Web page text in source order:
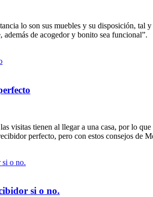
lo son sus muebles y su disposición,
además de acogedor y bonito sea funcional”.
visitas tienen al llegar a una casa, por lo
perfecto, pero con estos consejos de
si o no.